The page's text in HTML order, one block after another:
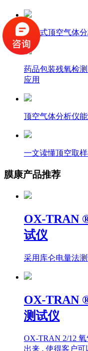
手持式顶空气体
应用
一文读懂顶空取样
试仪
测试仪
OX-TRAN 2/12
出来 , 使得客户
员现在将花更少